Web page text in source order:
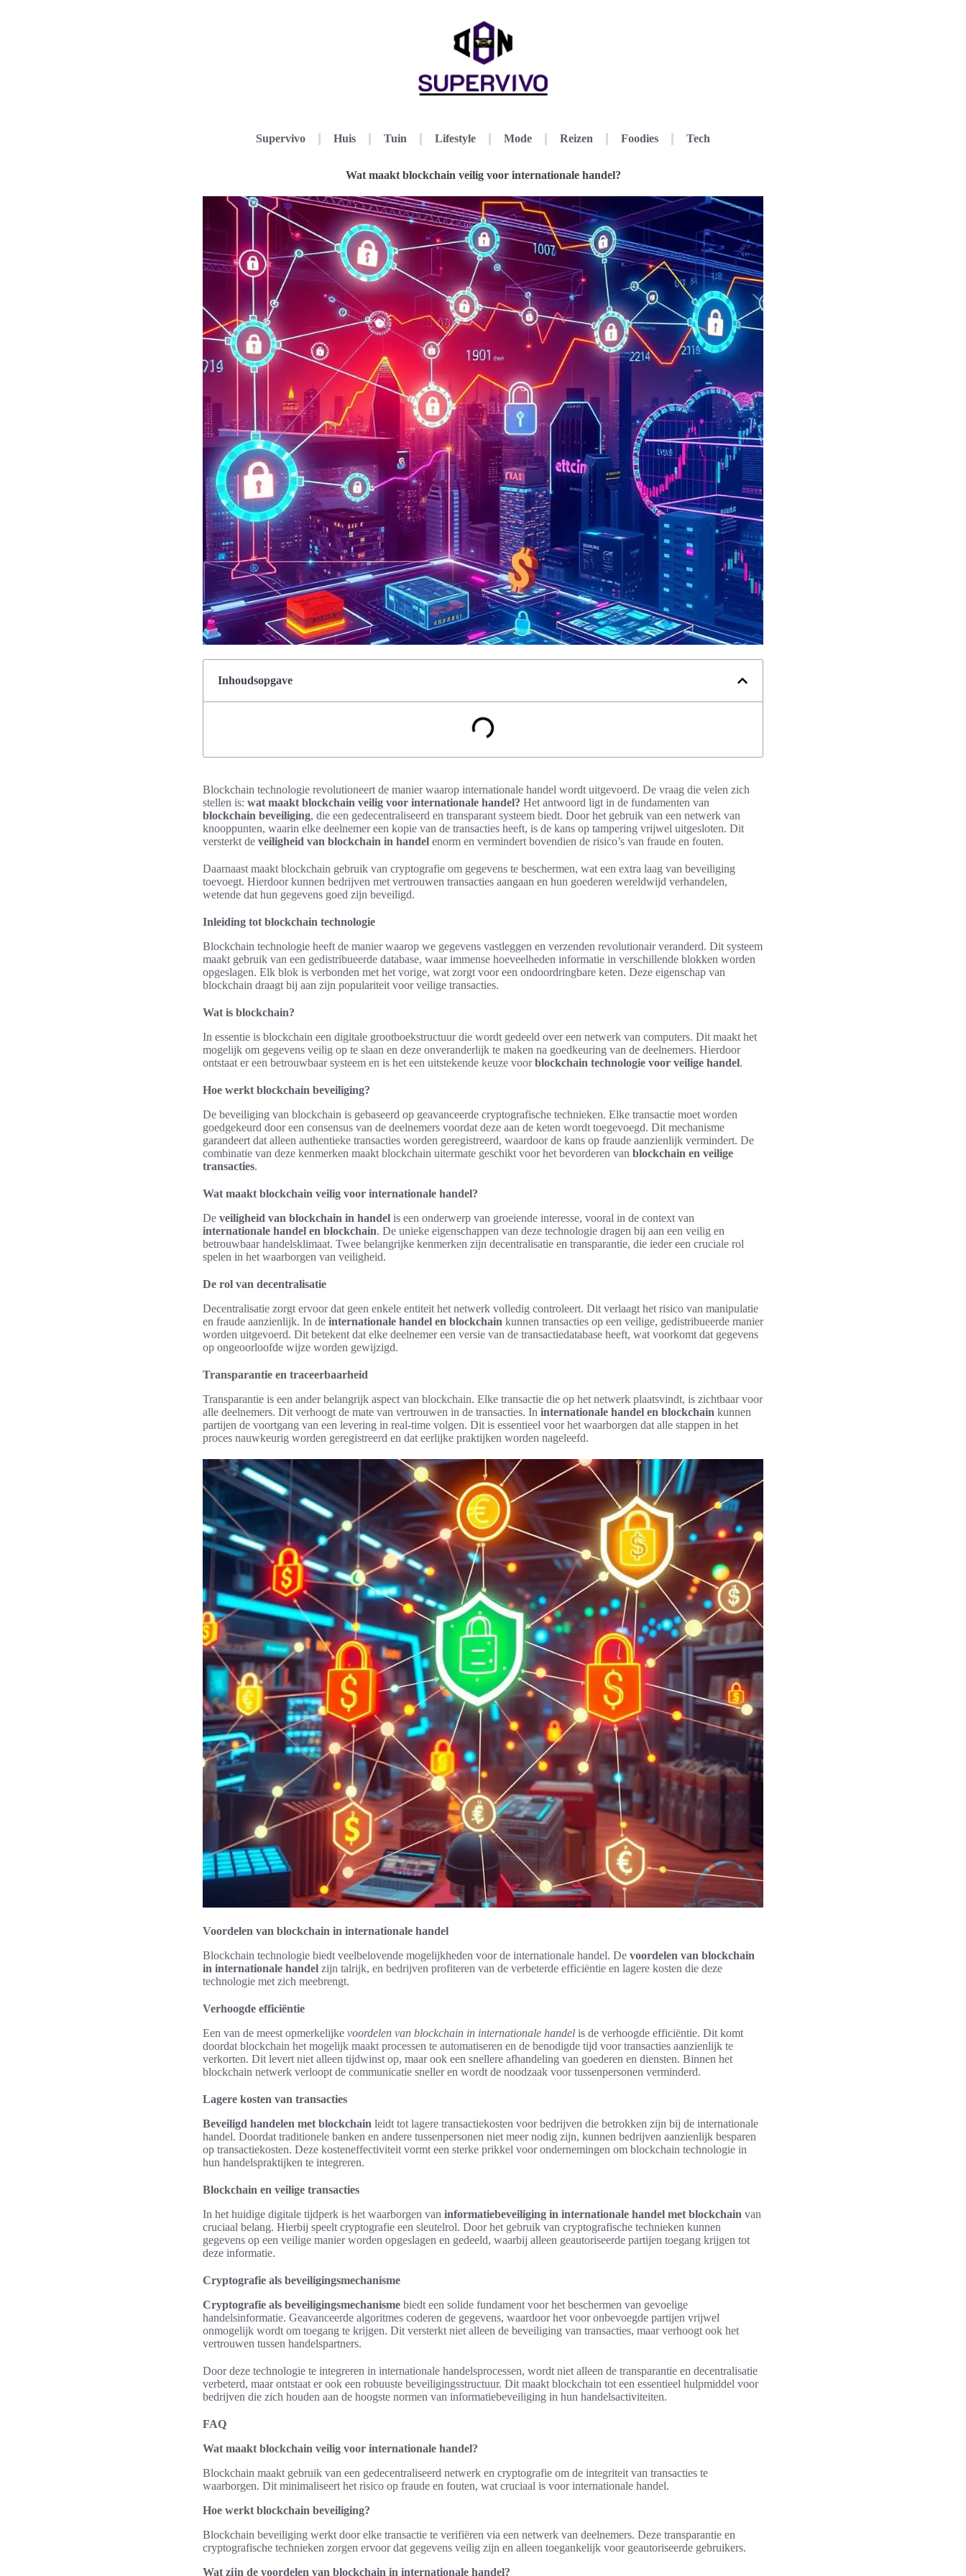
Supervivo Huis Tuin Lifestyle Mode Reizen Foodies Tech
Wat maakt blockchain veilig voor internationale handel?
Inhoudsopgave
Blockchain technologie revolutioneert de manier waarop internationale handel wordt uitgevoerd. De vraag die velen zich
stellen is: wat maakt blockchain veilig voor internationale handel? Het antwoord ligt in de fundamenten van
blockchain beveiliging, die een gedecentraliseerd en transparant systeem biedt. Door het gebruik van een netwerk van
knooppunten, waarin elke deelnemer een kopie van de transacties heeft, is de kans op tampering vrijwel uitgesloten. Dit
versterkt de veiligheid van blockchain in handel enorm en vermindert bovendien de risico’s van fraude en fouten.
Daarnaast maakt blockchain gebruik van cryptografie om gegevens te beschermen, wat een extra laag van beveiliging
toevoegt. Hierdoor kunnen bedrijven met vertrouwen transacties aangaan en hun goederen wereldwijd verhandelen,
wetende dat hun gegevens goed zijn beveiligd.
Inleiding tot blockchain technologie
Blockchain technologie heeft de manier waarop we gegevens vastleggen en verzenden revolutionair veranderd. Dit systeem
maakt gebruik van een gedistribueerde database, waar immense hoeveelheden informatie in verschillende blokken worden
opgeslagen. Elk blok is verbonden met het vorige, wat zorgt voor een ondoordringbare keten. Deze eigenschap van
blockchain draagt bij aan zijn populariteit voor veilige transacties.
Wat is blockchain?
In essentie is blockchain een digitale grootboekstructuur die wordt gedeeld over een netwerk van computers. Dit maakt het
mogelijk om gegevens veilig op te slaan en deze onveranderlijk te maken na goedkeuring van de deelnemers. Hierdoor
ontstaat er een betrouwbaar systeem en is het een uitstekende keuze voorblockchain technologie voor veilige handel.
Hoe werkt blockchain beveiliging?
De beveiliging van blockchain is gebaseerd op geavanceerde cryptografische technieken. Elke transactie moet worden
goedgekeurd door een consensus van de deelnemers voordat deze aan de keten wordt toegevoegd. Dit mechanisme
garandeert dat alleen authentieke transacties worden geregistreerd, waardoor de kans op fraude aanzienlijk vermindert. De
combinatie van deze kenmerken maakt blockchain uitermate geschikt voor het bevorderen van blockchain en veilige
transacties.
Wat maakt blockchain veilig voor internationale handel?
De veiligheid van blockchain in handel is een onderwerp van groeiende interesse, vooral in de context van
internationale handel en blockchain. De unieke eigenschappen van deze technologie dragen bij aan een veilig en
betrouwbaar handelsklimaat. Twee belangrijke kenmerken zijn decentralisatie en transparantie, die ieder een cruciale rol
spelen in het waarborgen van veiligheid.
De rol van decentralisatie
Decentralisatie zorgt ervoor dat geen enkele entiteit het netwerk volledig controleert. Dit verlaagt het risico van manipulatie
en fraude aanzienlijk. In de internationale handel en blockchain kunnen transacties op een veilige, gedistribueerde manier
worden uitgevoerd. Dit betekent dat elke deelnemer een versie van de transactiedatabase heeft, wat voorkomt dat gegevens
op ongeoorloofde wijze worden gewijzigd.
Transparantie en traceerbaarheid
Transparantie is een ander belangrijk aspect van blockchain. Elke transactie die op het netwerk plaatsvindt, is zichtbaar voor
alle deelnemers. Dit verhoogt de mate van vertrouwen in de transacties. In internationale handel en blockchain kunnen
partijen de voortgang van een levering in real-time volgen. Dit is essentieel voor het waarborgen dat alle stappen in het
proces nauwkeurig worden geregistreerd en dat eerlijke praktijken worden nageleefd.
Voordelen van blockchain in internationale handel
Blockchain technologie biedt veelbelovende mogelijkheden voor de internationale handel. De voordelen van blockchain
in internationale handel zijn talrijk, en bedrijven profiteren van de verbeterde efficiëntie en lagere kosten die deze
technologie met zich meebrengt.
Verhoogde efficiëntie
Een van de meest opmerkelijke voordelen van blockchain in internationale handel is de verhoogde efficiëntie. Dit komt
doordat blockchain het mogelijk maakt processen te automatiseren en de benodigde tijd voor transacties aanzienlijk te
verkorten. Dit levert niet alleen tijdwinst op, maar ook een snellere afhandeling van goederen en diensten. Binnen het
blockchain netwerk verloopt de communicatie sneller en wordt de noodzaak voor tussenpersonen verminderd.
Lagere kosten van transacties
Beveiligd handelen met blockchain leidt tot lagere transactiekosten voor bedrijven die betrokken zijn bij de internationale
handel. Doordat traditionele banken en andere tussenpersonen niet meer nodig zijn, kunnen bedrijven aanzienlijk besparen
op transactiekosten. Deze kosteneffectiviteit vormt een sterke prikkel voor ondernemingen om blockchain technologie in
hun handelspraktijken te integreren.
Blockchain en veilige transacties
In het huidige digitale tijdperk is het waarborgen van informatiebeveiliging in internationale handel met blockchain van
cruciaal belang. Hierbij speelt cryptografie een sleutelrol. Door het gebruik van cryptografische technieken kunnen
gegevens op een veilige manier worden opgeslagen en gedeeld, waarbij alleen geautoriseerde partijen toegang krijgen tot
deze informatie.
Cryptografie als beveiligingsmechanisme
Cryptografie als beveiligingsmechanisme biedt een solide fundament voor het beschermen van gevoelige
handelsinformatie. Geavanceerde algoritmes coderen de gegevens, waardoor het voor onbevoegde partijen vrijwel
onmogelijk wordt om toegang te krijgen. Dit versterkt niet alleen de beveiliging van transacties, maar verhoogt ook het
vertrouwen tussen handelspartners.
Door deze technologie te integreren in internationale handelsprocessen, wordt niet alleen de transparantie en decentralisatie
verbeterd, maar ontstaat er ook een robuuste beveiligingsstructuur. Dit maakt blockchain tot een essentieel hulpmiddel voor
bedrijven die zich houden aan de hoogste normen van informatiebeveiliging in hun handelsactiviteiten.
FAQ
Wat maakt blockchain veilig voor internationale handel?
Blockchain maakt gebruik van een gedecentraliseerd netwerk en cryptografie om de integriteit van transacties te
waarborgen. Dit minimaliseert het risico op fraude en fouten, wat cruciaal is voor internationale handel.
Hoe werkt blockchain beveiliging?
Blockchain beveiliging werkt door elke transactie te verifiëren via een netwerk van deelnemers. Deze transparantie en
cryptografische technieken zorgen ervoor dat gegevens veilig zijn en alleen toegankelijk voor geautoriseerde gebruikers.
Wat zijn de voordelen van blockchain in internationale handel?